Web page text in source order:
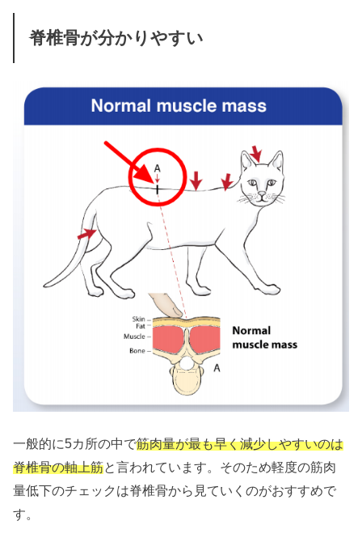
脊椎骨が分かりやすい
一般的に5カ所の中で筋肉量が最も早く減少しやすいのは
脊椎骨の軸上筋と言われています。そのため軽度の筋肉
量低下のチェックは脊椎骨から見ていくのがおすすめで
す。